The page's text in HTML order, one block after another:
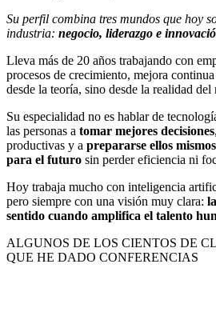
Su perfil combina tres mundos que hoy
industria: negocio, liderazgo e
Lleva más de 20 años trabajando con
procesos de crecimiento, mejora
desde la teoría, sino desde la realidad del
Su especialidad no es hablar de
las personas a tomar mejores decisiones
productivas y a prepararse ellos
para el futuro sin perder eficiencia ni
Hoy trabaja mucho con inteligencia
pero siempre con una visión muy clara:
sentido cuando amplifica el talento
ALGUNOS DE LOS CIENTOS DE
QUE HE DADO CONFERENCIAS